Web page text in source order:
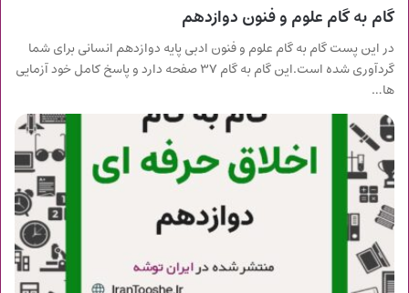
گام به گام علوم و فنون دوازدهم
در این پست گام به گام علوم و فنون ادبی پایه دوازدهم انسانی برای شما
گردآوری شده است.این گام به گام ۳۷ صفحه دارد و پاسخ کامل خود آزمایی
ها…